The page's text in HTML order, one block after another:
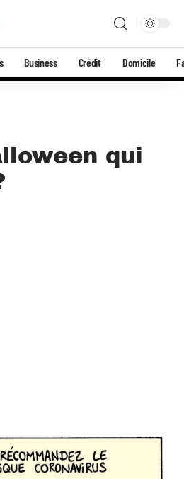
Business Crédit Domicile
qui